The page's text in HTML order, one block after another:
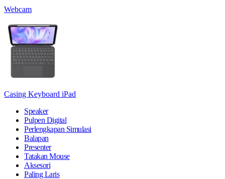
Webcam
Casing Keyboard iPad
Speaker
Pulpen Digital
Perlengkapan Simulasi
Balapan
Presenter
Tatakan Mouse
Aksesori
Paling Laris